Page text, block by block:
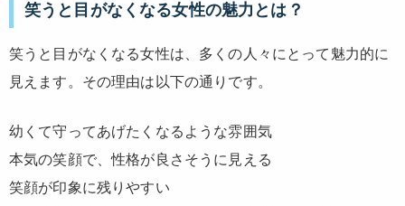
笑うと目がなくなる女性の魅力とは？
笑うと目がなくなる女性は、多くの人々にとって魅力的に
見えます。その理由は以下の通りです。
幼くて守ってあげたくなるような雰囲気
本気の笑顔で、性格が良さそうに見える
笑顔が印象に残りやすい